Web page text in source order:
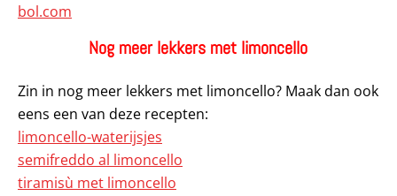
bol.com
Nog meer lekkers met limoncello
Zin in nog meer lekkers met limoncello? Maak dan ook
eens een van deze recepten:
limoncello-waterijsjes
semifreddo al limoncello
tiramisù met limoncello